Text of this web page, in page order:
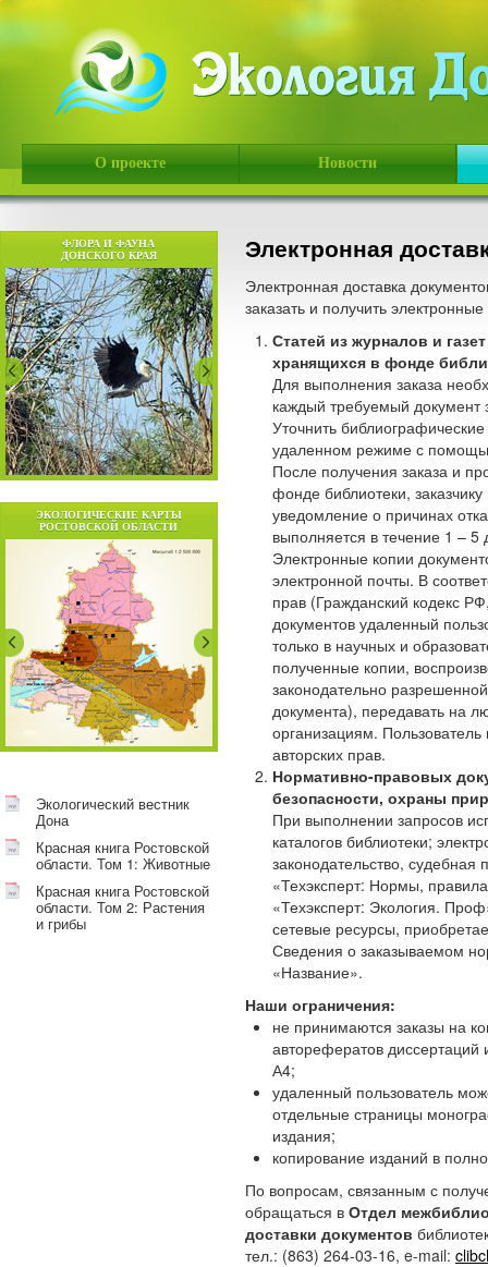
О проекте Новости
ФЛОРА И ФАУНА
ДОНСКОГО КРАЯ
ЭКОЛОГИЧЕСКИЕ КАРТЫ
РОСТОВСКОЙ ОБЛАСТИ
Экологический вестник
Дона
Красная книга Ростовской
области. Том 1: Животные
Красная книга Ростовской
области. Том 2: Растения
и грибы
Электронная
Электронная доставка
заказать и получить
Статей из журналов и
хранящихся в фонде
Для выполнения заказа
каждый требуемый документ
Уточнить
удаленном режиме с
После получения заказа и
фонде библиотеки,
уведомление о причинах
выполняется в течение 1 – 5
Электронные копии
электронной почты. В
прав (Гражданский кодекс
документов удаленный
только в научных и
полученные копии,
законодательно
документа), передавать на
организациям.
авторских прав.
Нормативно-правовых
безопасности, охраны
При выполнении запросов
каталогов библиотеки;
законодательство,
«Техэксперт: Нормы,
«Техэксперт: Экология.
сетевые ресурсы,
Сведения о заказываемом
«Название».
Наши ограничения:
не принимаются заказы на
авторефератов
А4;
удаленный пользователь
отдельные страницы
издания;
копирование изданий в
По вопросам, связанным с
обращаться в Отдел
доставки документов
тел.: (863) 264-03-16, e-mail: